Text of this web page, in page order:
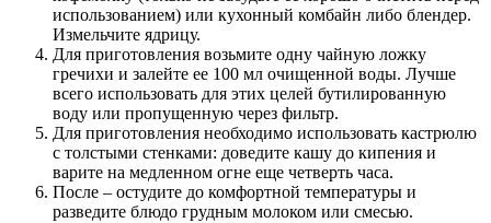
использованием) или кухонный комбайн либо блендер.
Измельчите ядрицу.
Для приготовления возьмите одну чайную ложку
гречихи и залейте ее 100 мл очищенной воды. Лучше
всего использовать для этих целей бутилированную
воду или пропущенную через фильтр.
Для приготовления необходимо использовать кастрюлю
с толстыми стенками: доведите кашу до кипения и
варите на медленном огне еще четверть часа.
После – остудите до комфортной температуры и
разведите блюдо грудным молоком или смесью.